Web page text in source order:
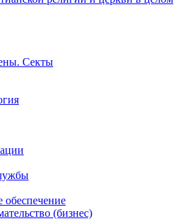
Секты
обеспечение
(бизнес)